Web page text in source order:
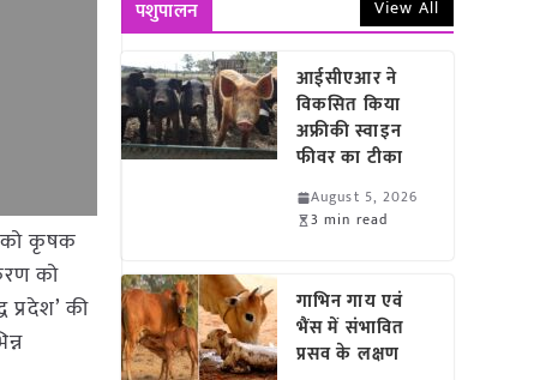
को कृषक
को
की
पशुपालन View All
आईसीएआर ने
विकसित किया
अफ्रीकी स्वाइन
फीवर का टीका
August 5, 2026
3 min read
गाभिन गाय एवं
भैंस में संभावित
प्रसव के लक्षण